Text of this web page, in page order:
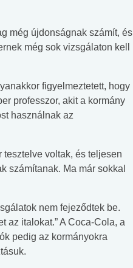
még újdonságnak számít, és
még sok vizsgálaton kell
figyelmeztetett, hogy
professzor, akit a kormány
használnak az
voltak, és teljesen
számítanak. Ma már sokkal
nem fejeződtek be.
az italokat.” A Coca-Cola, a
pedig az kormányokra